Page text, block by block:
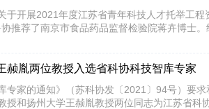
于开展2021年度江苏省青年科技人才托举工
推荐了南京市食品药品监督检验院蒋卉博士。
赪胤两位教授入选省科协科技智库专家
专家的通知》（苏科协发〔2021〕94号）要
授和扬州大学王赪胤教授两位同志为江苏省科